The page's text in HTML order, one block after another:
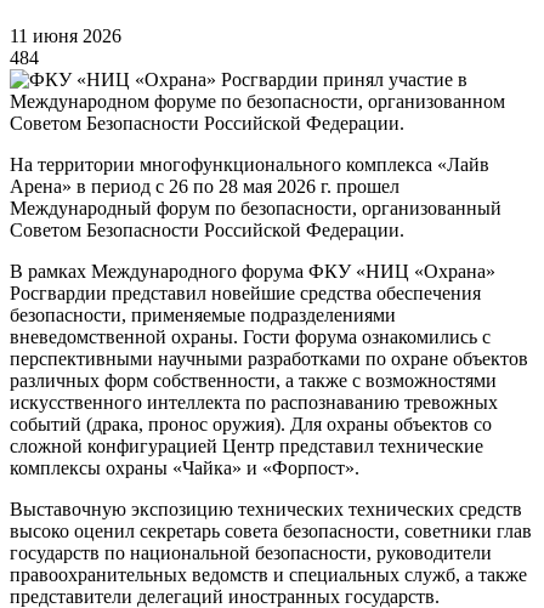
11 июня 2026
484
На территории многофункционального комплекса «Лайв
Арена» в период с 26 по 28 мая 2026 г. прошел
Международный форум по безопасности, организованный
Советом Безопасности Российской Федерации.
В рамках Международного форума ФКУ «НИЦ «Охрана»
Росгвардии представил новейшие средства обеспечения
безопасности, применяемые подразделениями
вневедомственной охраны. Гости форума ознакомились с
перспективными научными разработками по охране объектов
различных форм собственности, а также с возможностями
искусственного интеллекта по распознаванию тревожных
событий (драка, пронос оружия). Для охраны объектов со
сложной конфигурацией Центр представил технические
комплексы охраны «Чайка» и «Форпост».
Выставочную экспозицию технических технических средств
высоко оценил секретарь совета безопасности, советники глав
государств по национальной безопасности, руководители
правоохранительных ведомств и специальных служб, а также
представители делегаций иностранных государств.